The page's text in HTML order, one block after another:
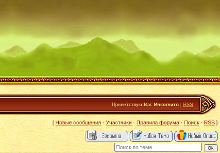
Приветствую Вас Инкогнито | RSS
[ Новые сообщения · Участники · Правила форума·Поиск · RSS]